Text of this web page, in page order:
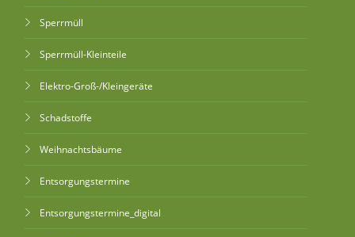
Sperrmüll
Sperrmüll-Kleinteile
Elektro-Groß-/Kleingeräte
Schadstoffe
Weihnachtsbäume
Entsorgungstermine
Entsorgungstermine_digital